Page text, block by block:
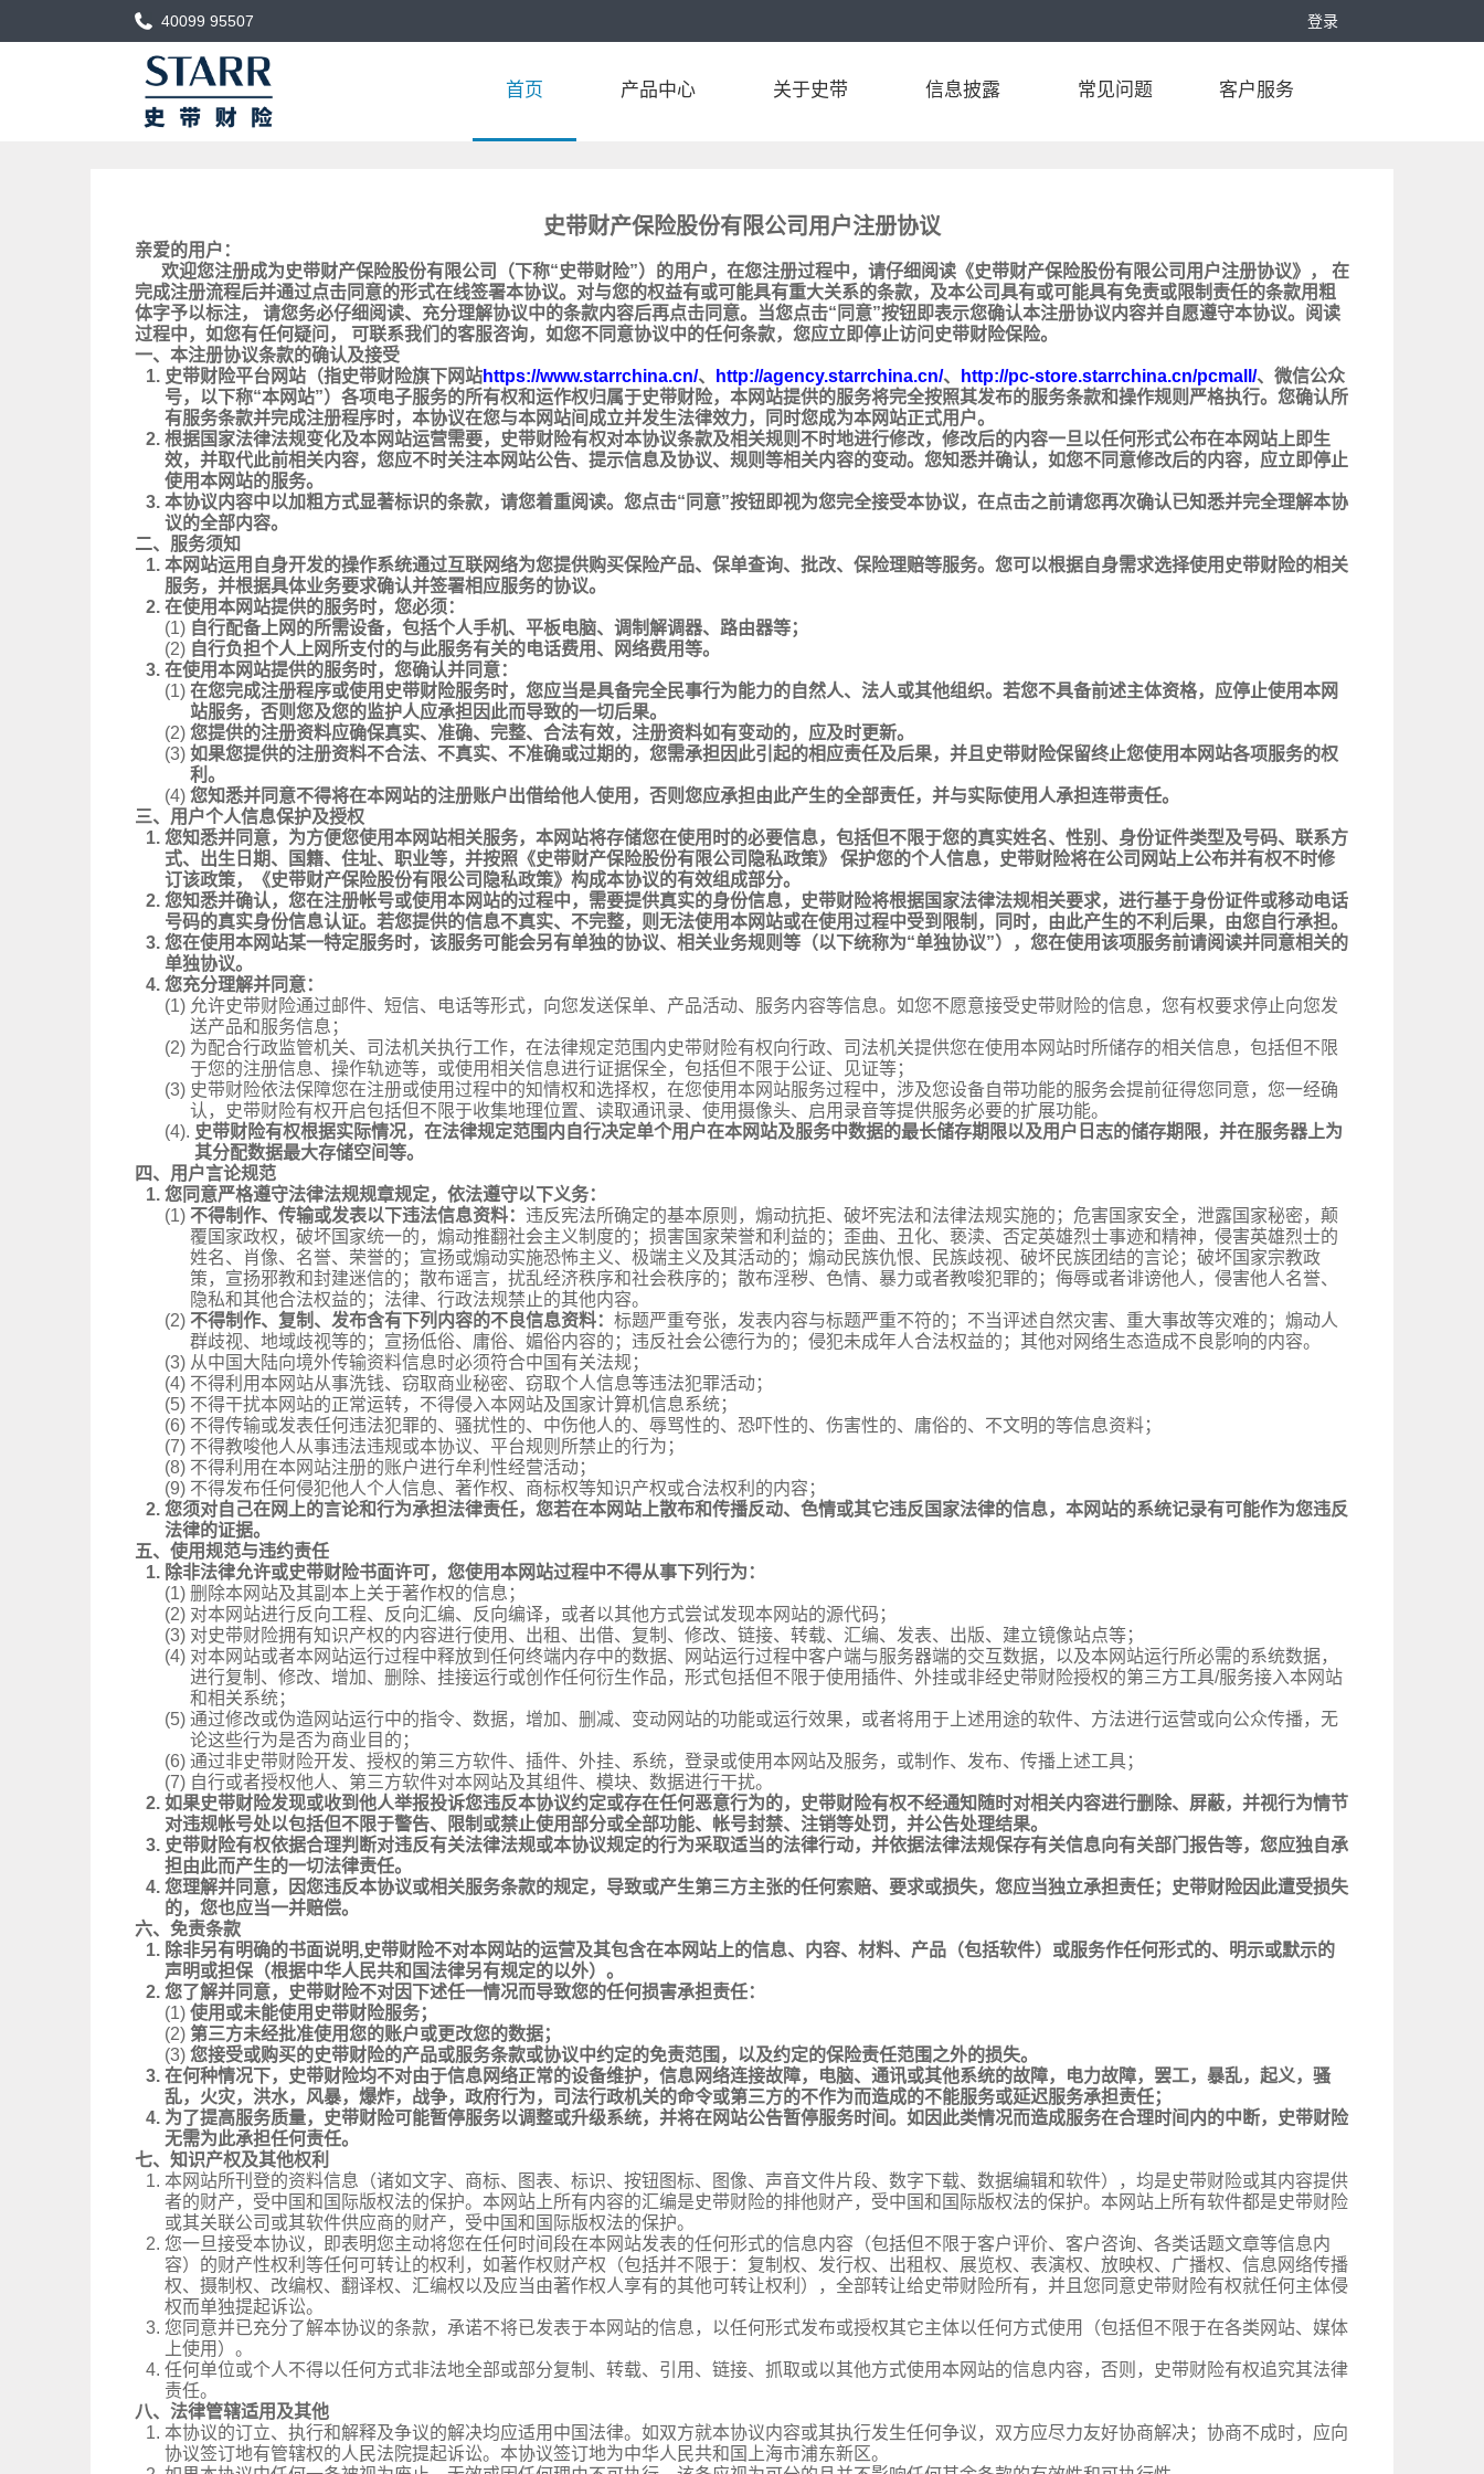
40099 95507 登录
首页 产品中心 关于史带 信息披露 常见问题 客户服务
史带财产保险股份有限公司用户注册协议
亲爱的用户：
欢迎您注册成为史带财产保险股份有限公司（下称“史带财险”）的用户，在您注册过程中，请仔细阅读《史带财产保险股份有限公司用户注册协议》， 在
完成注册流程后并通过点击同意的形式在线签署本协议。对与您的权益有或可能具有重大关系的条款，及本公司具有或可能具有免责或限制责任的条款用粗
体字予以标注， 请您务必仔细阅读、充分理解协议中的条款内容后再点击同意。当您点击“同意”按钮即表示您确认本注册协议内容并自愿遵守本协议。阅读
过程中，如您有任何疑问， 可联系我们的客服咨询，如您不同意协议中的任何条款，您应立即停止访问史带财险保险。
一、本注册协议条款的确认及接受
1. 史带财险平台网站（指史带财险旗下网站https://www.starrchina.cn/、 http://agency.starrchina.cn/、 http://pc-store.starrchina.cn/pcmall/、微信公众
号，以下称“本网站”）各项电子服务的所有权和运作权归属于史带财险，本网站提供的服务将完全按照其发布的服务条款和操作规则严格执行。您确认所
有服务条款并完成注册程序时，本协议在您与本网站间成立并发生法律效力，同时您成为本网站正式用户。
2. 根据国家法律法规变化及本网站运营需要，史带财险有权对本协议条款及相关规则不时地进行修改，修改后的内容一旦以任何形式公布在本网站上即生
效，并取代此前相关内容，您应不时关注本网站公告、提示信息及协议、规则等相关内容的变动。您知悉并确认，如您不同意修改后的内容，应立即停止
使用本网站的服务。
3. 本协议内容中以加粗方式显著标识的条款，请您着重阅读。您点击“同意”按钮即视为您完全接受本协议，在点击之前请您再次确认已知悉并完全理解本协
议的全部内容。
二、服务须知
1. 本网站运用自身开发的操作系统通过互联网络为您提供购买保险产品、保单查询、批改、保险理赔等服务。您可以根据自身需求选择使用史带财险的相关
服务，并根据具体业务要求确认并签署相应服务的协议。
2. 在使用本网站提供的服务时，您必须：
(1) 自行配备上网的所需设备，包括个人手机、平板电脑、调制解调器、路由器等；
(2) 自行负担个人上网所支付的与此服务有关的电话费用、网络费用等。
3. 在使用本网站提供的服务时，您确认并同意：
(1) 在您完成注册程序或使用史带财险服务时，您应当是具备完全民事行为能力的自然人、法人或其他组织。若您不具备前述主体资格，应停止使用本网
站服务，否则您及您的监护人应承担因此而导致的一切后果。
(2) 您提供的注册资料应确保真实、准确、完整、合法有效，注册资料如有变动的，应及时更新。
(3) 如果您提供的注册资料不合法、不真实、不准确或过期的，您需承担因此引起的相应责任及后果，并且史带财险保留终止您使用本网站各项服务的权
利。
(4) 您知悉并同意不得将在本网站的注册账户出借给他人使用，否则您应承担由此产生的全部责任，并与实际使用人承担连带责任。
三、用户个人信息保护及授权
1. 您知悉并同意，为方便您使用本网站相关服务，本网站将存储您在使用时的必要信息，包括但不限于您的真实姓名、性别、身份证件类型及号码、联系方
式、出生日期、国籍、住址、职业等，并按照《史带财产保险股份有限公司隐私政策》 保护您的个人信息，史带财险将在公司网站上公布并有权不时修
订该政策，《史带财产保险股份有限公司隐私政策》构成本协议的有效组成部分。
2. 您知悉并确认，您在注册帐号或使用本网站的过程中，需要提供真实的身份信息，史带财险将根据国家法律法规相关要求，进行基于身份证件或移动电话
号码的真实身份信息认证。若您提供的信息不真实、不完整，则无法使用本网站或在使用过程中受到限制，同时，由此产生的不利后果，由您自行承担。
3. 您在使用本网站某一特定服务时，该服务可能会另有单独的协议、相关业务规则等（以下统称为“单独协议”），您在使用该项服务前请阅读并同意相关的
单独协议。
4. 您充分理解并同意：
(1) 允许史带财险通过邮件、短信、电话等形式，向您发送保单、产品活动、服务内容等信息。如您不愿意接受史带财险的信息，您有权要求停止向您发
送产品和服务信息；
(2) 为配合行政监管机关、司法机关执行工作，在法律规定范围内史带财险有权向行政、司法机关提供您在使用本网站时所储存的相关信息，包括但不限
于您的注册信息、操作轨迹等，或使用相关信息进行证据保全，包括但不限于公证、见证等；
(3) 史带财险依法保障您在注册或使用过程中的知情权和选择权，在您使用本网站服务过程中，涉及您设备自带功能的服务会提前征得您同意，您一经确
认，史带财险有权开启包括但不限于收集地理位置、读取通讯录、使用摄像头、启用录音等提供服务必要的扩展功能。
(4). 史带财险有权根据实际情况，在法律规定范围内自行决定单个用户在本网站及服务中数据的最长储存期限以及用户日志的储存期限，并在服务器上为
其分配数据最大存储空间等。
四、用户言论规范
1. 您同意严格遵守法律法规规章规定，依法遵守以下义务：
(1) 不得制作、传输或发表以下违法信息资料： 违反宪法所确定的基本原则，煽动抗拒、破坏宪法和法律法规实施的；危害国家安全，泄露国家秘密，颠
覆国家政权，破坏国家统一的，煽动推翻社会主义制度的；损害国家荣誉和利益的；歪曲、丑化、亵渎、否定英雄烈士事迹和精神，侵害英雄烈士的
姓名、肖像、名誉、荣誉的；宣扬或煽动实施恐怖主义、极端主义及其活动的；煽动民族仇恨、民族歧视、破坏民族团结的言论；破坏国家宗教政
策，宣扬邪教和封建迷信的；散布谣言，扰乱经济秩序和社会秩序的；散布淫秽、色情、暴力或者教唆犯罪的；侮辱或者诽谤他人，侵害他人名誉、
隐私和其他合法权益的；法律、行政法规禁止的其他内容。
(2) 不得制作、复制、发布含有下列内容的不良信息资料： 标题严重夸张，发表内容与标题严重不符的；不当评述自然灾害、重大事故等灾难的；煽动人
群歧视、地域歧视等的；宣扬低俗、庸俗、媚俗内容的；违反社会公德行为的；侵犯未成年人合法权益的；其他对网络生态造成不良影响的内容。
(3) 从中国大陆向境外传输资料信息时必须符合中国有关法规；
(4) 不得利用本网站从事洗钱、窃取商业秘密、窃取个人信息等违法犯罪活动；
(5) 不得干扰本网站的正常运转，不得侵入本网站及国家计算机信息系统；
(6) 不得传输或发表任何违法犯罪的、骚扰性的、中伤他人的、辱骂性的、恐吓性的、伤害性的、庸俗的、不文明的等信息资料；
(7) 不得教唆他人从事违法违规或本协议、平台规则所禁止的行为；
(8) 不得利用在本网站注册的账户进行牟利性经营活动；
(9) 不得发布任何侵犯他人个人信息、著作权、商标权等知识产权或合法权利的内容；
2. 您须对自己在网上的言论和行为承担法律责任，您若在本网站上散布和传播反动、色情或其它违反国家法律的信息，本网站的系统记录有可能作为您违反
法律的证据。
五、使用规范与违约责任
1. 除非法律允许或史带财险书面许可，您使用本网站过程中不得从事下列行为：
(1) 删除本网站及其副本上关于著作权的信息；
(2) 对本网站进行反向工程、反向汇编、反向编译，或者以其他方式尝试发现本网站的源代码；
(3) 对史带财险拥有知识产权的内容进行使用、出租、出借、复制、修改、链接、转载、汇编、发表、出版、建立镜像站点等；
(4) 对本网站或者本网站运行过程中释放到任何终端内存中的数据、网站运行过程中客户端与服务器端的交互数据，以及本网站运行所必需的系统数据，
进行复制、修改、增加、删除、挂接运行或创作任何衍生作品，形式包括但不限于使用插件、外挂或非经史带财险授权的第三方工具/服务接入本网站
和相关系统；
(5) 通过修改或伪造网站运行中的指令、数据，增加、删减、变动网站的功能或运行效果，或者将用于上述用途的软件、方法进行运营或向公众传播，无
论这些行为是否为商业目的；
(6) 通过非史带财险开发、授权的第三方软件、插件、外挂、系统，登录或使用本网站及服务，或制作、发布、传播上述工具；
(7) 自行或者授权他人、第三方软件对本网站及其组件、模块、数据进行干扰。
2. 如果史带财险发现或收到他人举报投诉您违反本协议约定或存在任何恶意行为的，史带财险有权不经通知随时对相关内容进行删除、屏蔽，并视行为情节
对违规帐号处以包括但不限于警告、限制或禁止使用部分或全部功能、帐号封禁、注销等处罚，并公告处理结果。
3. 史带财险有权依据合理判断对违反有关法律法规或本协议规定的行为采取适当的法律行动，并依据法律法规保存有关信息向有关部门报告等，您应独自承
担由此而产生的一切法律责任。
4. 您理解并同意，因您违反本协议或相关服务条款的规定，导致或产生第三方主张的任何索赔、要求或损失，您应当独立承担责任；史带财险因此遭受损失
的，您也应当一并赔偿。
六、免责条款
1. 除非另有明确的书面说明,史带财险不对本网站的运营及其包含在本网站上的信息、内容、材料、产品（包括软件）或服务作任何形式的、明示或默示的
声明或担保（根据中华人民共和国法律另有规定的以外）。
2. 您了解并同意，史带财险不对因下述任一情况而导致您的任何损害承担责任：
(1) 使用或未能使用史带财险服务；
(2) 第三方未经批准使用您的账户或更改您的数据；
(3) 您接受或购买的史带财险的产品或服务条款或协议中约定的免责范围，以及约定的保险责任范围之外的损失。
3. 在何种情况下，史带财险均不对由于信息网络正常的设备维护，信息网络连接故障，电脑、通讯或其他系统的故障，电力故障，罢工，暴乱，起义，骚
乱，火灾，洪水，风暴，爆炸，战争，政府行为，司法行政机关的命令或第三方的不作为而造成的不能服务或延迟服务承担责任；
4. 为了提高服务质量，史带财险可能暂停服务以调整或升级系统，并将在网站公告暂停服务时间。如因此类情况而造成服务在合理时间内的中断，史带财险
无需为此承担任何责任。
七、知识产权及其他权利
1. 本网站所刊登的资料信息（诸如文字、商标、图表、标识、按钮图标、图像、声音文件片段、数字下载、数据编辑和软件），均是史带财险或其内容提供
者的财产，受中国和国际版权法的保护。本网站上所有内容的汇编是史带财险的排他财产，受中国和国际版权法的保护。本网站上所有软件都是史带财险
或其关联公司或其软件供应商的财产，受中国和国际版权法的保护。
2. 您一旦接受本协议，即表明您主动将您在任何时间段在本网站发表的任何形式的信息内容（包括但不限于客户评价、客户咨询、各类话题文章等信息内
容）的财产性权利等任何可转让的权利，如著作权财产权（包括并不限于：复制权、发行权、出租权、展览权、表演权、放映权、广播权、信息网络传播
权、摄制权、改编权、翻译权、汇编权以及应当由著作权人享有的其他可转让权利），全部转让给史带财险所有，并且您同意史带财险有权就任何主体侵
权而单独提起诉讼。
3. 您同意并已充分了解本协议的条款，承诺不将已发表于本网站的信息，以任何形式发布或授权其它主体以任何方式使用（包括但不限于在各类网站、媒体
上使用）。
4. 任何单位或个人不得以任何方式非法地全部或部分复制、转载、引用、链接、抓取或以其他方式使用本网站的信息内容，否则，史带财险有权追究其法律
责任。
八、法律管辖适用及其他
1. 本协议的订立、执行和解释及争议的解决均应适用中国法律。如双方就本协议内容或其执行发生任何争议，双方应尽力友好协商解决；协商不成时，应向
协议签订地有管辖权的人民法院提起诉讼。本协议签订地为中华人民共和国上海市浦东新区。